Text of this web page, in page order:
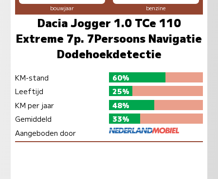
bouwjaar benzine
Dacia Jogger 1.0 TCe 110
Extreme 7p. 7Persoons Navigatie
Dodehoekdetectie
KM-stand
60%
Leeftijd
25%
KM per jaar
48%
Gemiddeld
33%
Aangeboden door